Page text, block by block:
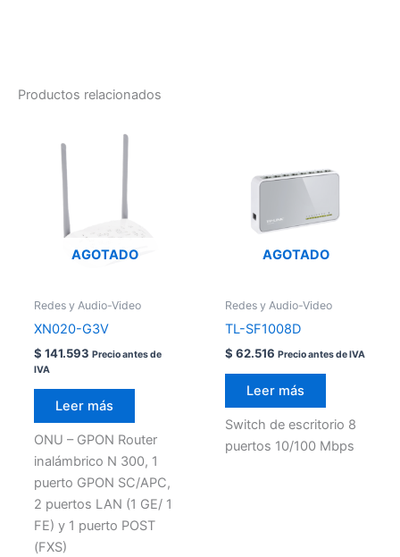
Productos relacionados
AGOTADO
Redes y Audio-Video
XN020-G3V
$ 141.593 Precio antes de
IVA
Leer más
ONU – GPON Router
inalámbrico N 300, 1
puerto GPON SC/APC,
2 puertos LAN (1 GE/ 1
FE) y 1 puerto POST
(FXS)
AGOTADO
Redes y Audio-Video
TL-SF1008D
$ 62.516 Precio antes de IVA
Leer más
Switch de escritorio 8
puertos 10/100 Mbps